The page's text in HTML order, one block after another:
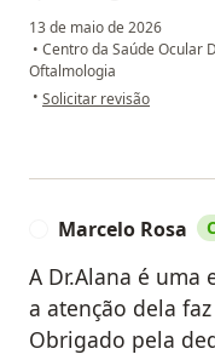
13 de maio de 2026
• Centro da Saúde Ocular
Oftalmologia
• na opinião do utilizador
Solicitar revisão
Marcelo Rosa
A Dr.Alana é uma
a atenção dela
Obrigado pela